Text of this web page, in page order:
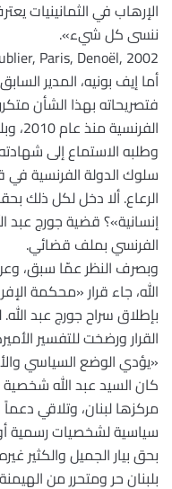
الإرهاب في الثمانينيات
ننسى كل شيء».
Paris, Denoël, 2002.
أما إيف بونيه، المدير
فتصريحاته بهذا الشأن
وطلبه الاستماع إلى
سلوك الدولة الفرنسية في
الرعاع. ألا دخل لكل ذلك
إنسانية»؟ قضية جورج عبد
الفرنسي بملف قضائي.
وبصرف النظر عمّا سبق،
بإطلاق سراح جورج عبد
القرار ورضخت للتفسير
«يؤدي الوضع السياسي
كان السيد عبد الله
مركزها لبنان، وتلاقي
سياسية لشخصيات رسمية
بحق بيار الجميل والكثير
بلبنان حر ومتحرر من